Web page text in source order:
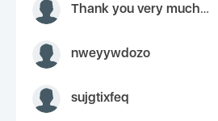
Thank you very much for your inquiry We appreciate you 9126052 https://youtube.com faceapple !
nweyywdozo
sujgtixfeq